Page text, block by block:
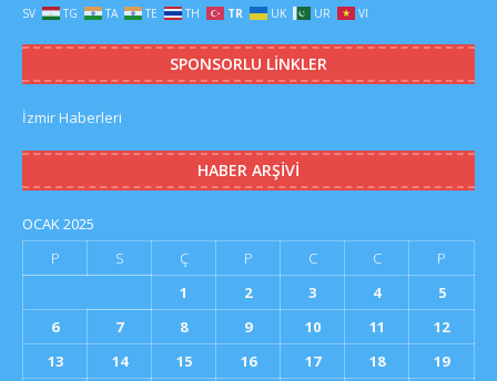
SV
TG TA TE TH TR UK UR VI
SPONSORLU LINKLER
İzmir Haberleri
HABER ARŞIVI
OCAK 2025
P
S Ç P C C
P
1
2 3 4
5
6
7 8 9 10 11
12
13
14 15 16 17 18 19